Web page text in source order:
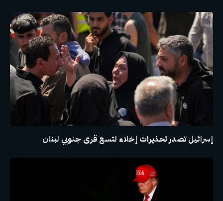
إسرائيل تصدر تحذيرات إخلاء لتسع قرى جنوبي لبنان